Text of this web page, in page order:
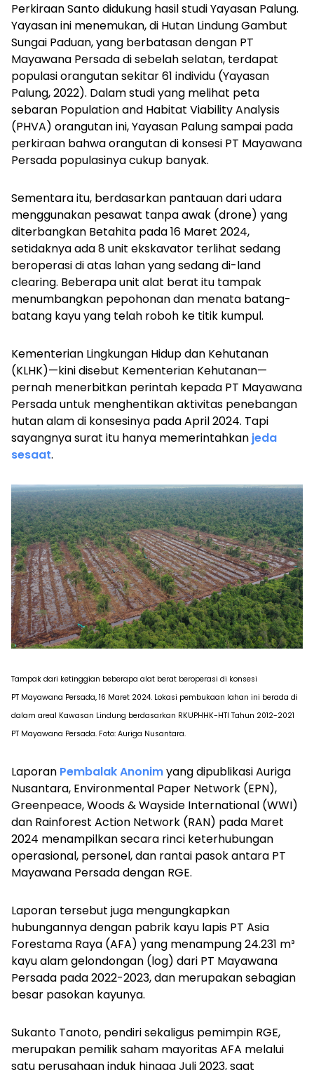
Perkiraan Santo didukung hasil studi Yayasan Palung.
Yayasan ini menemukan, di Hutan Lindung Gambut
Sungai Paduan, yang berbatasan dengan PT
Mayawana Persada di sebelah selatan, terdapat
populasi orangutan sekitar 61 individu (Yayasan
Palung, 2022). Dalam studi yang melihat peta
sebaran Population and Habitat Viability Analysis
(PHVA) orangutan ini, Yayasan Palung sampai pada
perkiraan bahwa orangutan di konsesi PT Mayawana
Persada populasinya cukup banyak.
Sementara itu, berdasarkan pantauan dari udara
menggunakan pesawat tanpa awak (drone) yang
diterbangkan Betahita pada 16 Maret 2024,
setidaknya ada 8 unit ekskavator terlihat sedang
beroperasi di atas lahan yang sedang di-land
clearing. Beberapa unit alat berat itu tampak
menumbangkan pepohonan dan menata batang-
batang kayu yang telah roboh ke titik kumpul.
Kementerian Lingkungan Hidup dan Kehutanan
(KLHK)—kini disebut Kementerian Kehutanan—
pernah menerbitkan perintah kepada PT Mayawana
Persada untuk menghentikan aktivitas penebangan
hutan alam di konsesinya pada April 2024. Tapi
sayangnya surat itu hanya memerintahkan jeda
sesaat.
Tampak dari ketinggian beberapa alat berat beroperasi di konsesi
PT Mayawana Persada, 16 Maret 2024. Lokasi pembukaan lahan ini berada di
dalam areal Kawasan Lindung berdasarkan RKUPHHK-HTI Tahun 2012-2021
PT Mayawana Persada. Foto: Auriga Nusantara.
Laporan Pembalak Anonimyang dipublikasi Auriga
Nusantara, Environmental Paper Network (EPN),
Greenpeace, Woods & Wayside International (WWI)
dan Rainforest Action Network (RAN) pada Maret
2024 menampilkan secara rinci keterhubungan
operasional, personel, dan rantai pasok antara PT
Mayawana Persada dengan RGE.
Laporan tersebut juga mengungkapkan
hubungannya dengan pabrik kayu lapis PT Asia
Forestama Raya (AFA) yang menampung 24.231 m³
kayu alam gelondongan (log) dari PT Mayawana
Persada pada 2022-2023, dan merupakan sebagian
besar pasokan kayunya.
Sukanto Tanoto, pendiri sekaligus pemimpin RGE,
merupakan pemilik saham mayoritas AFA melalui
satu perusahaan induk hingga Juli 2023, saat